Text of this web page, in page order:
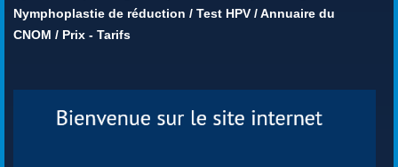
Nymphoplastie de réduction / Test HPV /Annuaire du
CNOM / Prix - Tarifs